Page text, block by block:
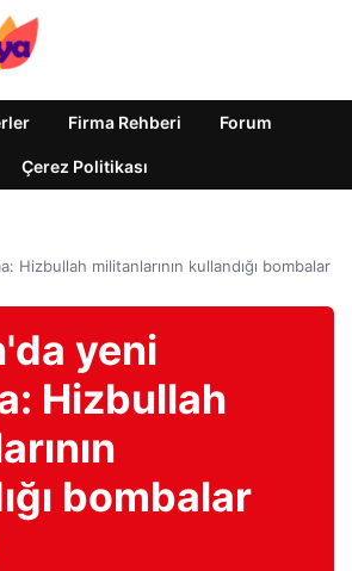
Firma Rehberi Forum
Çerez Politikası
Hizbullah militanlarının kullandığı bombalar
yeni
Hizbullah
bombalar